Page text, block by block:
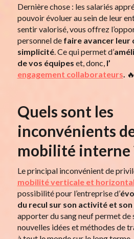
Dernière chose : les salariés
pouvoir évoluer au sein de leur
sentir valorisé, vous offrez
personnel de faire avancer leur
simplicité. Ce qui permet d’
de vos équipes et, donc,l’
engagement collaborateurs. 🔥
Quels sont les
inconvénients
mobilité interne
Le principal inconvénient de
mobilité verticale et
possibilité pour l’entreprise d’
du recul sur son activité et
apporter du sang neuf permet de
nouvelles idées et méthodes de